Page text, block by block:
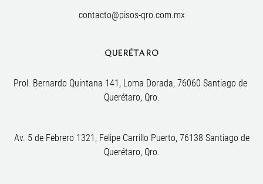
contacto@pisos-qro.com.mx
QUERÉTARO
Prol. Bernardo Quintana 141, Loma Dorada, 76060 Santiago de
Querétaro, Qro.
Av. 5 de Febrero 1321, Felipe Carrillo Puerto, 76138 Santiago de
Querétaro, Qro.